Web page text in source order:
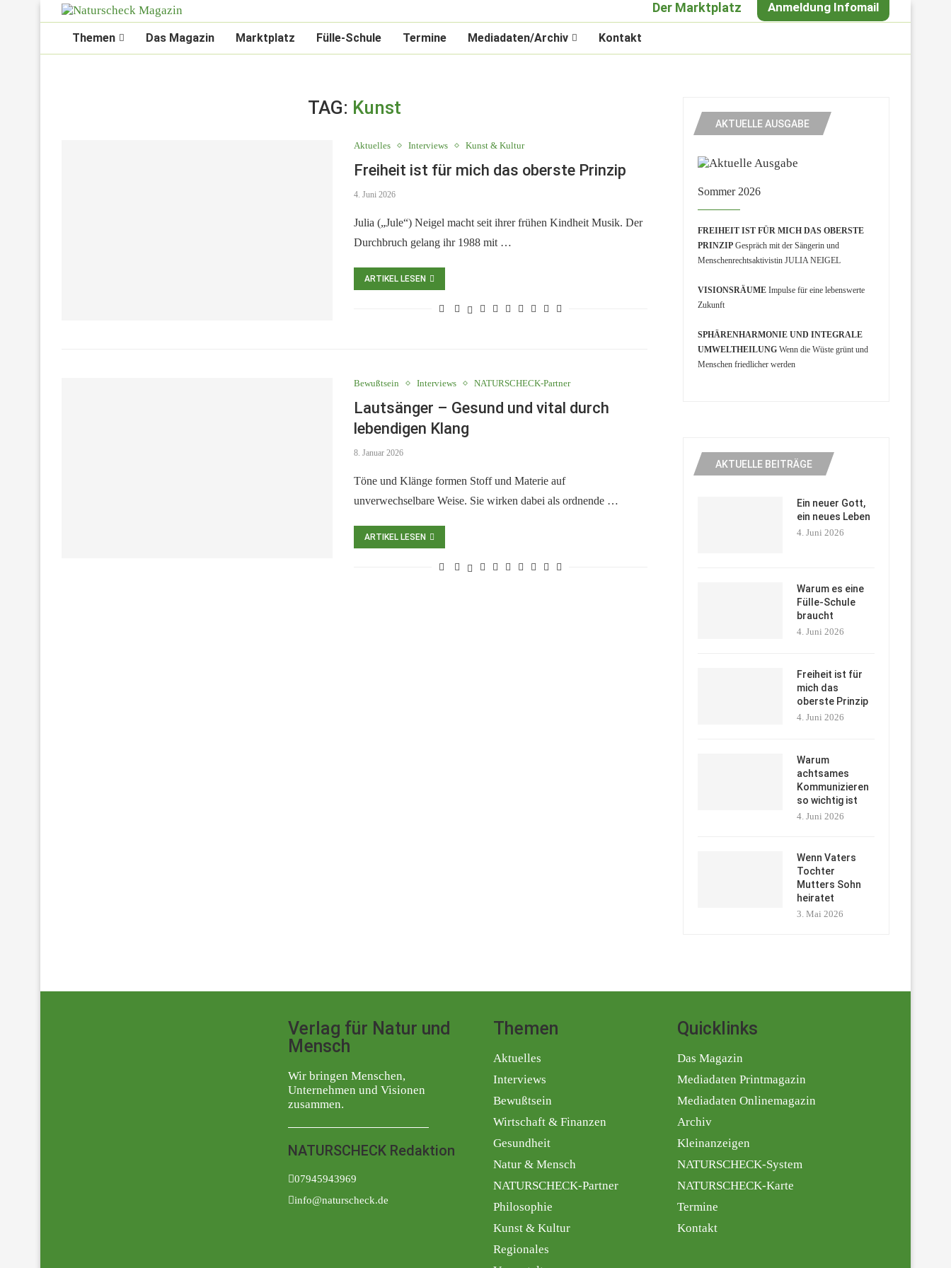
Der Marktplatz Anmeldung Infomail
Themen Das Magazin Marktplatz Fülle-Schule Termine Mediadaten/Archiv Kontakt
TAG: Kunst
Aktuelles Interviews Kunst & Kultur
Freiheit ist für mich das oberste Prinzip
4. Juni 2026
Julia („Jule“) Neigel macht seit ihrer frühen Kindheit Musik. Der
Durchbruch gelang ihr 1988 mit …
ARTIKEL LESEN
Bewußtsein Interviews NATURSCHECK-Partner
Lautsänger – Gesund und vital durch
lebendigen Klang
8. Januar 2026
Töne und Klänge formen Stoff und Materie auf
unverwechselbare Weise. Sie wirken dabei als ordnende …
ARTIKEL LESEN
AKTUELLE AUSGABE
Sommer 2026
FREIHEIT IST FÜR MICH DAS OBERSTE
PRINZIPGespräch mit der Sängerin und
Menschenrechtsaktivistin JULIA NEIGEL
VISIONSRÄUMEImpulse für eine lebenswerte
Zukunft
SPHÄRENHARMONIE UND INTEGRALE
UMWELTHEILUNGWenn die Wüste grünt und
Menschen friedlicher werden
AKTUELLE BEITRÄGE
Ein neuer Gott,
ein neues Leben
4. Juni 2026
Warum es eine
Fülle-Schule
braucht
4. Juni 2026
Freiheit ist für
mich das
oberste Prinzip
4. Juni 2026
Warum
achtsames
Kommunizieren
so wichtig ist
4. Juni 2026
Wenn Vaters
Tochter
Mutters Sohn
heiratet
3. Mai 2026
Verlag für Natur und
Mensch
Wir bringen Menschen,
Unternehmen und Visionen
zusammen.
NATURSCHECK Redaktion
07945943969
info@naturscheck.de
Themen
Aktuelles
Interviews
Bewußtsein
Wirtschaft & Finanzen
Gesundheit
Natur & Mensch
NATURSCHECK-Partner
Philosophie
Kunst & Kultur
Regionales
Quicklinks
Das Magazin
Mediadaten Printmagazin
Mediadaten Onlinemagazin
Archiv
Kleinanzeigen
NATURSCHECK-System
NATURSCHECK-Karte
Termine
Kontakt